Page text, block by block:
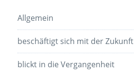
Allgemein
beschäftigt sich mit der Zukunft
blickt in die Vergangenheit